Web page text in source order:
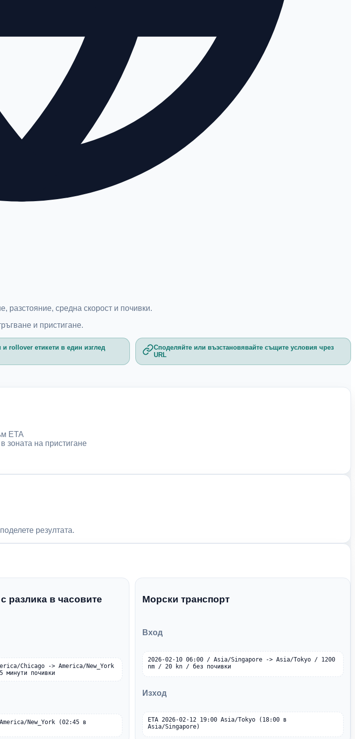
разстояние, средна скорост и почивки.
и пристигане.
rollover етикети в един изглед
Споделяйте или възстановявайте същите условия чрез
URL
ETA
зоната на пристигане
резултата.
в часовите
Chicago -> America/New_York
почивки
New_York (02:45 в
Морски транспорт
Вход
2026-02-10 06:00 / Asia/Singapore -> Asia/Tokyo / 1200
nm / 20 kn / без почивки
Изход
ETA 2026-02-12 19:00 Asia/Tokyo (18:00 в
Asia/Singapore)